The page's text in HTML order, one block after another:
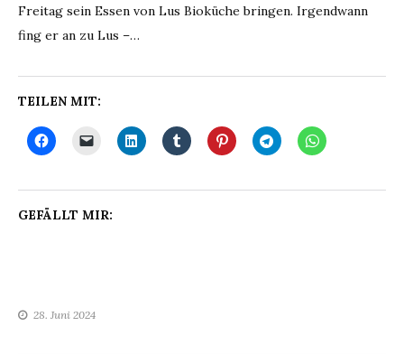
Freitag sein Essen von Lus Bioküche bringen. Irgendwann
fing er an zu Lus –…
TEILEN MIT:
GEFÄLLT MIR:
28. Juni 2024